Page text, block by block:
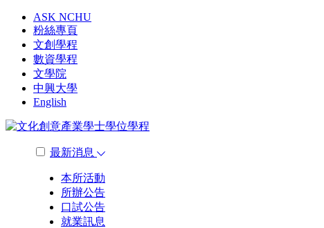
ASK NCHU
粉絲專頁
文創學程
數資學程
文學院
中興大學
English
最新消息
本所活動
所辦公告
口試公告
就業訊息